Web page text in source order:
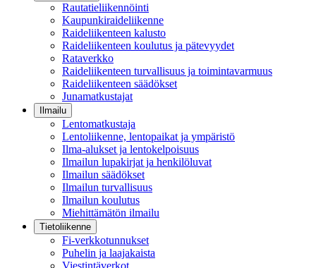
Rautatieliikennöinti
Kaupunkiraideliikenne
Raideliikenteen kalusto
Raideliikenteen koulutus ja pätevyydet
Rataverkko
Raideliikenteen turvallisuus ja toimintavarmuus
Raideliikenteen säädökset
Junamatkustajat
Ilmailu
Lentomatkustaja
Lentoliikenne, lentopaikat ja ympäristö
Ilma-alukset ja lentokelpoisuus
Ilmailun lupakirjat ja henkilöluvat
Ilmailun säädökset
Ilmailun turvallisuus
Ilmailun koulutus
Miehittämätön ilmailu
Tietoliikenne
Fi-verkkotunnukset
Puhelin ja laajakaista
Viestintäverkot